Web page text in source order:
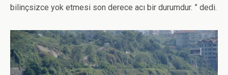
bilinçsizce yok etmesi son derece acı bir durumdur. ” dedi.